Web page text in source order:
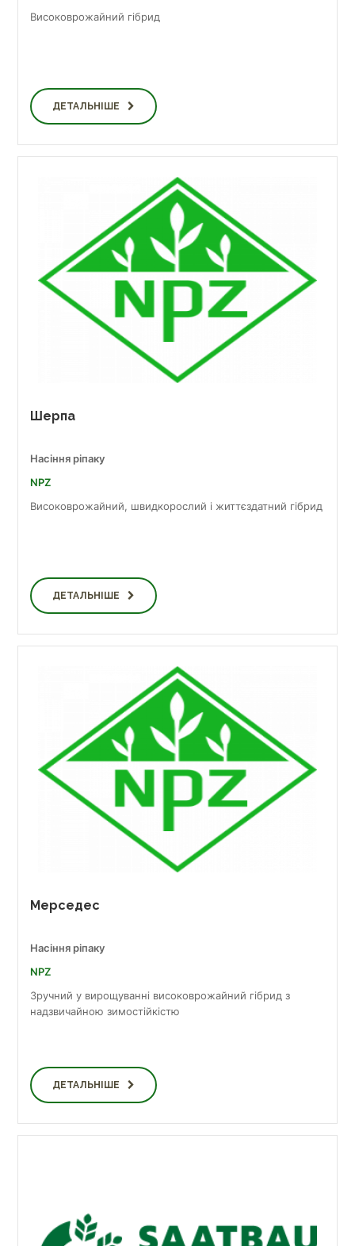
Високоврожайний гібрид
ДЕТАЛЬНІШЕ
Шерпа
Насіння ріпаку
NPZ
Високоврожайний, швидкорослий і життєздатний гібрид
ДЕТАЛЬНІШЕ
Мерседес
Насіння ріпаку
NPZ
Зручний у вирощуванні високоврожайний гібрид з
надзвичайною зимостійкістю
ДЕТАЛЬНІШЕ